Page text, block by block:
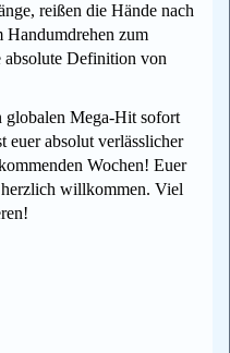
reißen die Hände nach
Handumdrehen zum
Definition von
globalen Mega-Hit sofort
euer absolut verlässlicher
Wochen! Euer
willkommen. Viel